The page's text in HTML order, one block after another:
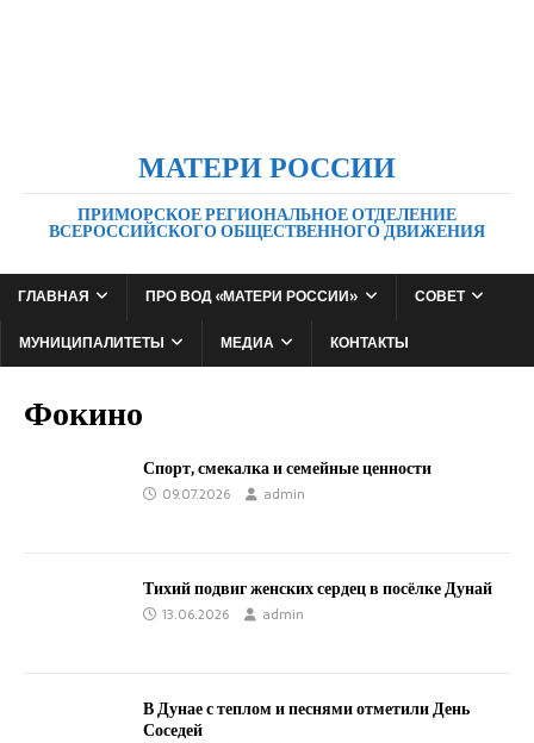
МАТЕРИ РОССИИ
ПРИМОРСКОЕ РЕГИОНАЛЬНОЕ ОТДЕЛЕНИЕ
ВСЕРОССИЙСКОГО ОБЩЕСТВЕННОГО ДВИЖЕНИЯ
ГЛАВНАЯ ПРО ВОД «МАТЕРИ РОССИИ»
СОВЕТ
МУНИЦИПАЛИТЕТЫ
МЕДИА КОНТАКТЫ
Фокино
Спорт, смекалка и семейные ценности
09.07.2026 admin
Тихий подвиг женских сердец в посёлке Дунай
13.06.2026 admin
В Дунае с теплом и песнями отметили День
Соседей